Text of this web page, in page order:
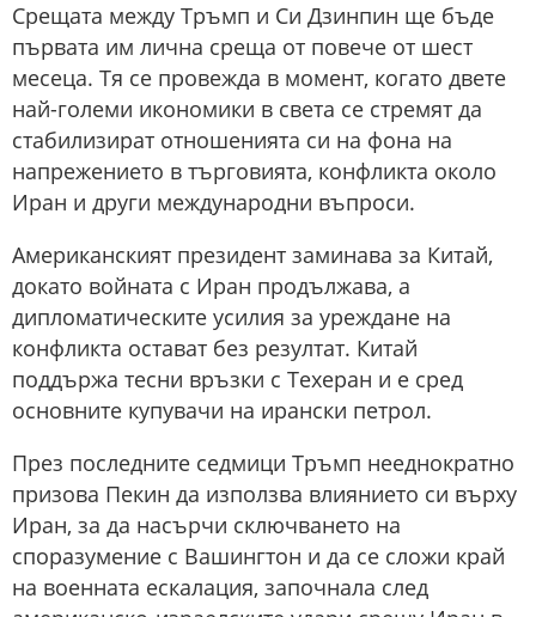
Срещата между Тръмп и Си Дзинпин ще бъде
първата им лична среща от повече от шест
месеца. Тя се провежда в момент, когато двете
най-големи икономики в света се стремят да
стабилизират отношенията си на фона на
напрежението в търговията, конфликта около
Иран и други международни въпроси.
Американският президент заминава за Китай,
докато войната с Иран продължава, а
дипломатическите усилия за уреждане на
конфликта остават без резултат. Китай
поддържа тесни връзки с Техеран и е сред
основните купувачи на ирански петрол.
През последните седмици Тръмп нееднократно
призова Пекин да използва влиянието си върху
Иран, за да насърчи сключването на
споразумение с Вашингтон и да се сложи край
на военната ескалация, започнала след